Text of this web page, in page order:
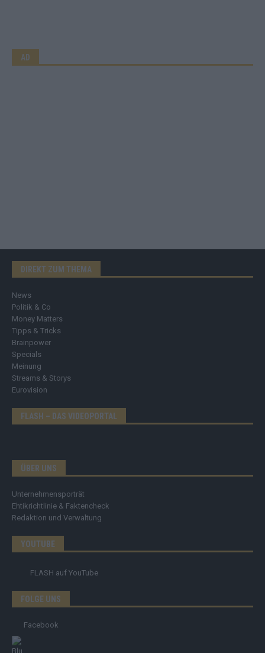
AD
DIREKT ZUM THEMA
News
Politik & Co
Money Matters
Tipps & Tricks
Brainpower
Specials
Meinung
Streams & Storys
Eurovision
FLASH – DAS VIDEOPORTAL
ÜBER UNS
Unternehmensporträt
Ehtikrichtlinie & Faktencheck
Redaktion und Verwaltung
YOUTUBE
FLASH auf YouTube
FOLGE UNS
Facebook